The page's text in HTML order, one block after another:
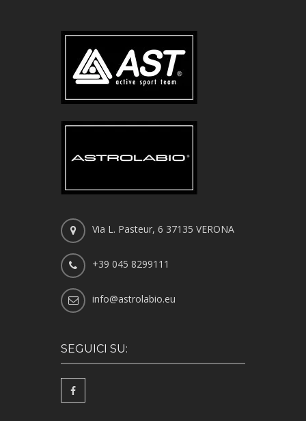
Via L. Pasteur, 6 37135 VERONA
+39 045 8299111
info@astrolabio.eu
SEGUICI SU: